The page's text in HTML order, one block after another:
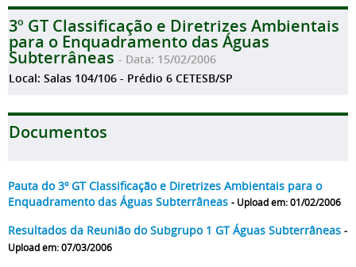
3º GT Classificação e Diretrizes Ambientais
para o Enquadramento das Águas
Subterrâneas - Data: 15/02/2006
Local: Salas 104/106 - Prédio 6 CETESB/SP
Documentos
Pauta do 3º GT Classificação e Diretrizes Ambientais para o
Enquadramento das Águas Subterrâneas - Upload em: 01/02/2006
Resultados da Reunião do Subgrupo 1 GT Águas Subterrâneas -
Upload em: 07/03/2006